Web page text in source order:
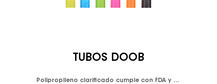
TUBOS DOOB
Polipropileno clarificado cumple con FDA y LFGB. Disponible en colores transparentes o resistentes a los rayos UV Aprieta la ventana emergente de la parte superior. Gorra a prueba de niños. Hermético, a prueba de fugas. Diseño resistente a la humedad. Embalado en bolsas de plástico. Impresión de logotipo personalizado disponible.